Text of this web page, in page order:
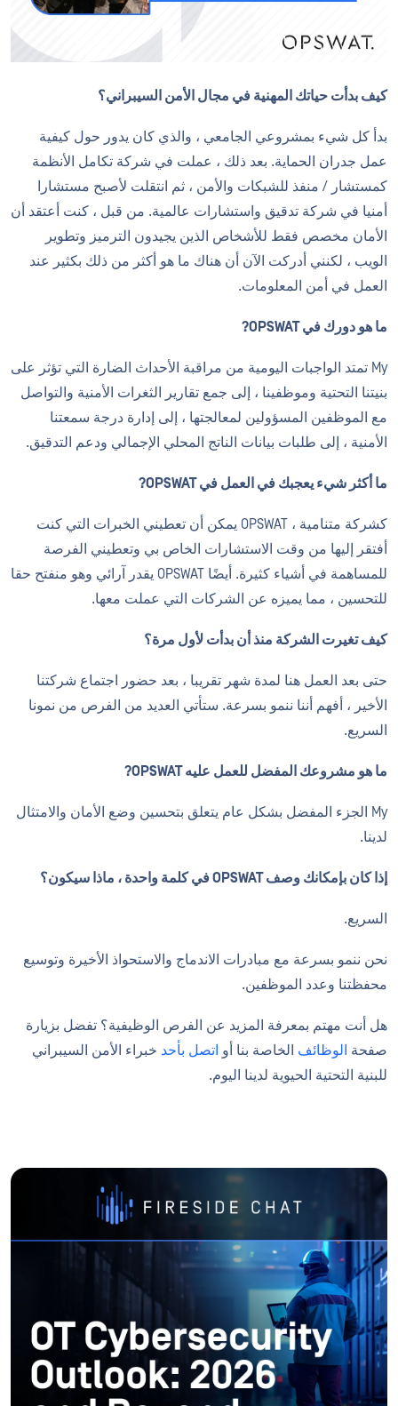
كيف بدأت حياتك المهنية في مجال الأمن السيبراني؟
بدأ كل شيء بمشروعي الجامعي ، والذي كان يدور حول كيفية
عمل جدران الحماية. بعد ذلك ، عملت في شركة تكامل الأنظمة
كمستشار / منفذ للشبكات والأمن ، ثم انتقلت لأصبح مستشارا
أمنيا في شركة تدقيق واستشارات عالمية. من قبل ، كنت أعتقد أن
الأمان مخصص فقط للأشخاص الذين يجيدون الترميز وتطوير
الويب ، لكنني أدركت الآن أن هناك ما هو أكثر من ذلك بكثير عند
العمل في أمن المعلومات.
ما هو دورك في OPSWAT?
My تمتد الواجبات اليومية من مراقبة الأحداث الضارة التي تؤثر على
بنيتنا التحتية وموظفينا ، إلى جمع تقارير الثغرات الأمنية والتواصل
مع الموظفين المسؤولين لمعالجتها ، إلى إدارة درجة سمعتنا
الأمنية ، إلى طلبات بيانات الناتج المحلي الإجمالي ودعم التدقيق.
ما أكثر شيء يعجبك في العمل في OPSWAT?
كشركة متنامية ، OPSWAT يمكن أن تعطيني الخبرات التي كنت
أفتقر إليها من وقت الاستشارات الخاص بي وتعطيني الفرصة
للمساهمة في أشياء كثيرة. أيضًا OPSWAT يقدر آرائي وهو منفتح حقا
للتحسين ، مما يميزه عن الشركات التي عملت معها.
كيف تغيرت الشركة منذ أن بدأت لأول مرة؟
حتى بعد العمل هنا لمدة شهر تقريبا ، بعد حضور اجتماع شركتنا
الأخير ، أفهم أننا ننمو بسرعة. ستأتي العديد من الفرص من نمونا
السريع.
ما هو مشروعك المفضل للعمل عليه OPSWAT?
My الجزء المفضل بشكل عام يتعلق بتحسين وضع الأمان والامتثال
لدينا.
إذا كان بإمكانك وصف OPSWAT في كلمة واحدة ، ماذا سيكون؟
السريع.
نحن ننمو بسرعة مع مبادرات الاندماج والاستحواذ الأخيرة وتوسيع
محفظتنا وعدد الموظفين.
هل أنت مهتم بمعرفة المزيد عن الفرص الوظيفية؟ تفضل بزيارة
صفحة الوظائف الخاصة بنا أو اتصل بأحد خبراء الأمن السيبراني
للبنية التحتية الحيوية لدينا اليوم.